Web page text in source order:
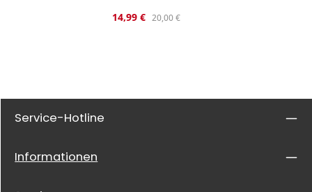
Verkaufspreis:
14,99 € Regulärer Preis:
20,00 €
Service-Hotline
Informationen